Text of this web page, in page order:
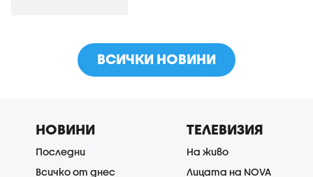
ВСИЧКИ НОВИНИ
НОВИНИ
Последни
Всичко от днес
ТЕЛЕВИЗИЯ
На живо
Лицата на NOVA